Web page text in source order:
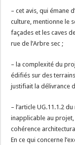
– cet avis, qui émane
culture, mentionne le
façades et les caves
rue de l’Arbre sec ;
– la complexité du
édifiés sur des
justifiait la délivrance
– l’article UG.11.1.2
inapplicable au
cohérence
En ce qui concerne